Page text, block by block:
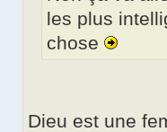
les plus
chose
Dieu est une